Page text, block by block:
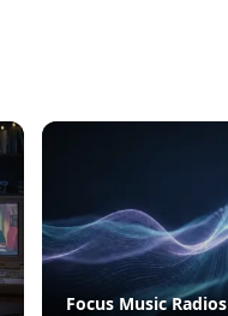
Focus Music Radios